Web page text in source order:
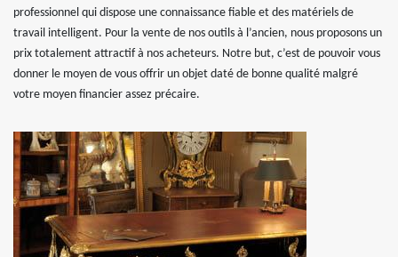
professionnel qui dispose une connaissance fiable et des matériels de
travail intelligent. Pour la vente de nos outils à l’ancien, nous proposons un
prix totalement attractif à nos acheteurs. Notre but, c’est de pouvoir vous
donner le moyen de vous offrir un objet daté de bonne qualité malgré
votre moyen financier assez précaire.